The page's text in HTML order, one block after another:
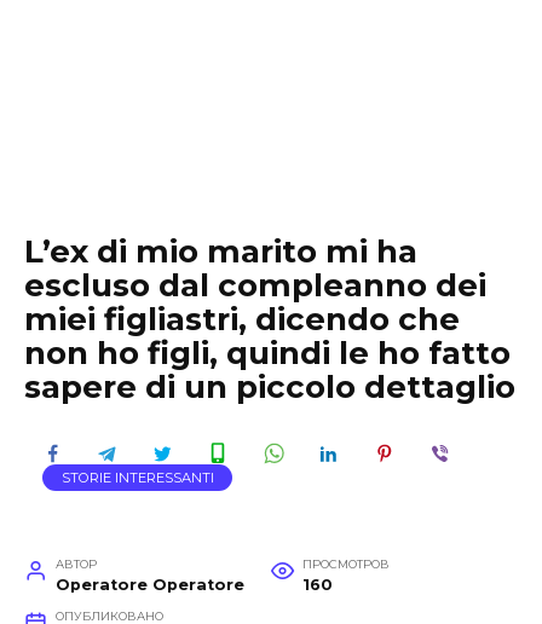
L’ex di mio marito mi ha
escluso dal compleanno dei
miei figliastri, dicendo che
non ho figli, quindi le ho fatto
sapere di un piccolo dettaglio
STORIE INTERESSANTI
АВТОР
Operatore Operatore
ПРОСМОТРОВ
160
ОПУБЛИКОВАНО